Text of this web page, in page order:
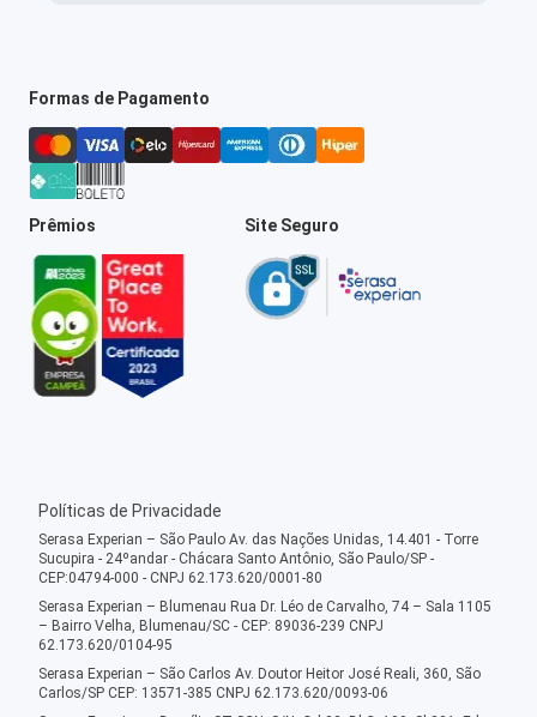
Formas de Pagamento
Prêmios Site Seguro
Políticas de Privacidade
Serasa Experian – São Paulo Av. das Nações Unidas, 14.401 - Torre
Sucupira - 24ºandar - Chácara Santo Antônio, São Paulo/SP -
CEP:04794-000 - CNPJ 62.173.620/0001-80
Serasa Experian – Blumenau Rua Dr. Léo de Carvalho, 74 – Sala 1105
– Bairro Velha, Blumenau/SC - CEP: 89036-239 CNPJ
62.173.620/0104-95
Serasa Experian – São Carlos Av. Doutor Heitor José Reali, 360, São
Carlos/SP CEP: 13571-385 CNPJ 62.173.620/0093-06